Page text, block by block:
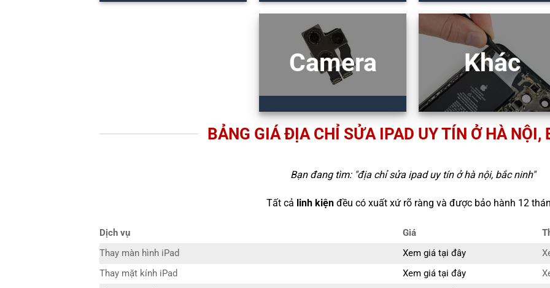
Camera Khác
BẢNG GIÁ ĐỊA CHỈ SỬA IPAD UY TÍN Ở HÀ NỘI,
Bạn đang tìm: "địa chỉ sửa ipad uy tín ở hà nội, bắc ninh"
Tất cả linh kiệnđều có xuất xứ rõ ràng và được bảo hành 12
Dịch vụ Giá
Thay màn hình iPad
Xem giá tại đây
Thay mặt kính iPad
Xem giá tại đây